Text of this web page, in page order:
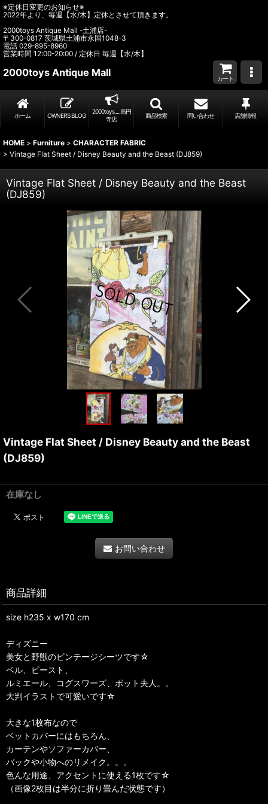
※定休日変更のお知らせ※
2022年より、毎週【水/木】定休とさせて頂きます。
2000toys Antique Mall -土浦店-
〒300-0817 茨城県土浦市永国1048-3
電話 029-895-8960
営業時間 12:00-20:00 / 定休日 毎週【水/木】
2000toys Antique Mall
カート
ホーム OWNER’S BLOG
2000toys.....高円
寺店
商品検索 問い合わせ 店舗情報
HOME > Furniture > CHARACTER FABRIC
> Vintage Flat Sheet / Disney Beauty and the Beast (DJ859)
Vintage Flat Sheet / Disney Beauty and the Beast
(DJ859)
Vintage Flat Sheet / Disney Beauty and the Beast
(DJ859)
在庫なし
お問い合わせ
商品詳細
size h235 x w170 cm
ディズニー
美女と野獣のビンテージシーツです☆
ベル、ビースト、
ルミエール、コグスワーズ、ポット夫人。。
大判イラストで可愛いです☆
大きな1枚布なので
ベットカバーにはもちろん、
カーテンやソファーカバー、
バックや小物へのリメイク。。。
色んな用途、アクセントに使える1枚です☆
（画像2枚目は半分に折り畳んだ状態です）